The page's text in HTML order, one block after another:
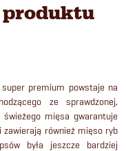
produktu
premium powstaje na
ze sprawdzonej,
mięsa gwarantuje
również mięso ryb
była jeszcze bardziej